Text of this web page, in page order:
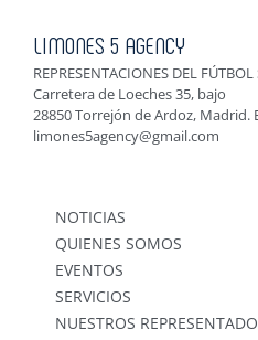
LIMONES 5 AGENCY
REPRESENTACIONES DEL FÚTBOL
Carretera de Loeches 35, bajo
28850 Torrejón de Ardoz, Madrid.
limones5agency@gmail.com
NOTICIAS
QUIENES SOMOS
EVENTOS
SERVICIOS
NUESTROS